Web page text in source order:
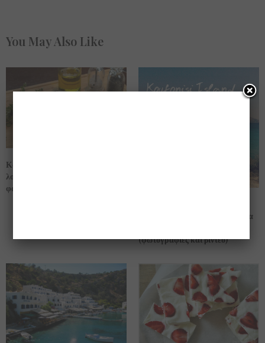
You May Also Like
Κάντε την μπριζόλα σας ……
λουκούμι!!! τόσο μαλακιά όσο δεν
φαντάζεστε!!! (βίντεο)
παράδεισος … όσες φορές και να
(φωτογραφίες και βίντεο)